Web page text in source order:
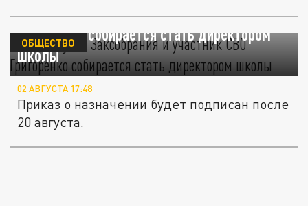
Экс-депутат Заксобрания и участник СВО
Григоренко собирается стать директором
школы
ОБЩЕСТВО
02 АВГУСТА 17:48
Приказ о назначении будет подписан после
20 августа.